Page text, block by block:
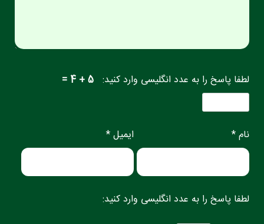
لطفا پاسخ را به عدد انگلیسی وارد کنید: 5 + 4 =
نام * ایمیل *
لطفا پاسخ را به عدد انگلیسی وارد کنید: